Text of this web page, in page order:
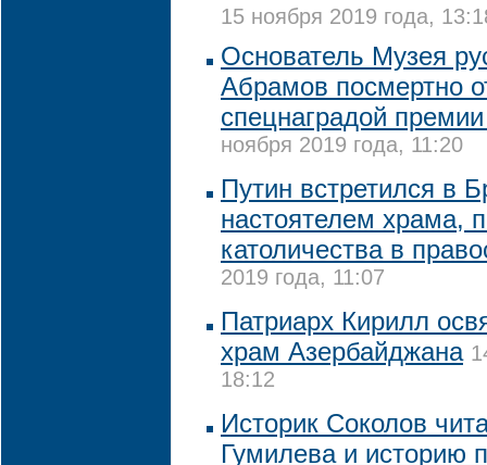
15 ноября 2019 года,
Основатель Музея
Абрамов посмертно
спецнаградой
ноября 2019 года, 11:20
Путин встретился в
настоятелем храма,
католичества в
2019 года, 11:07
Патриарх Кирилл
храм Азербайджана
18:12
Историк Соколов
Гумилева и историю